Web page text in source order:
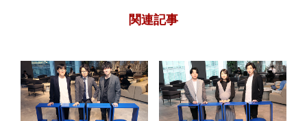
関連記事